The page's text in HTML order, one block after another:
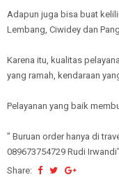
Adapun juga bisa buat
Lembang, Ciwidey dan
Karena itu, kualitas
yang ramah, kendaraan
Pelayanan yang baik
" Buruan order hanya di
089673754729 Rudi
Share: